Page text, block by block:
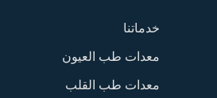
خدماتنا
معدات طب العيون
معدات طب القلب